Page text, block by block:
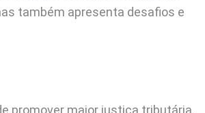
também apresenta desafios e
promover maior justiça tributária,